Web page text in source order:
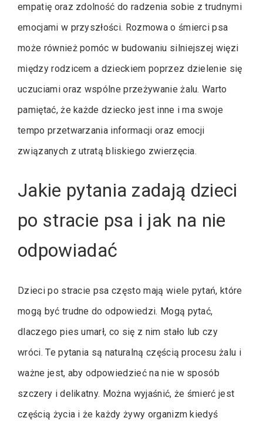
empatię oraz zdolność do radzenia sobie z trudnymi
emocjami w przyszłości. Rozmowa o śmierci psa
może również pomóc w budowaniu silniejszej więzi
między rodzicem a dzieckiem poprzez dzielenie się
uczuciami oraz wspólne przeżywanie żalu. Warto
pamiętać, że każde dziecko jest inne i ma swoje
tempo przetwarzania informacji oraz emocji
związanych z utratą bliskiego zwierzęcia.
Jakie pytania zadają dzieci
po stracie psa i jak na nie
odpowiadać
Dzieci po stracie psa często mają wiele pytań, które
mogą być trudne do odpowiedzi. Mogą pytać,
dlaczego pies umarł, co się z nim stało lub czy
wróci. Te pytania są naturalną częścią procesu żalu i
ważne jest, aby odpowiedzieć na nie w sposób
szczery i delikatny. Można wyjaśnić, że śmierć jest
częścią życia i że każdy żywy organizm kiedyś